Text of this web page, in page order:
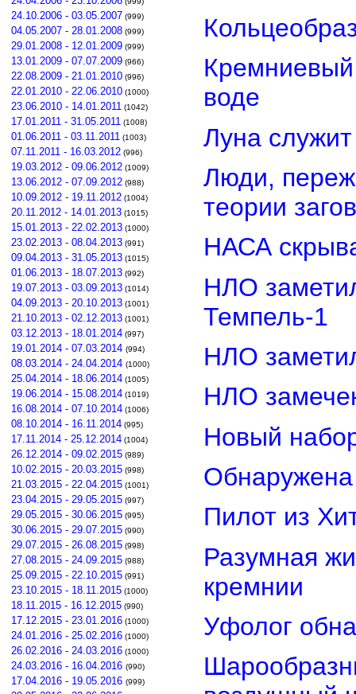
24.10.2006 - 03.05.2007 (999)
04.05.2007 - 28.01.2008 (999)
29.01.2008 - 12.01.2009 (999)
13.01.2009 - 07.07.2009 (966)
22.08.2009 - 21.01.2010 (996)
22.01.2010 - 22.06.2010 (1000)
23.06.2010 - 14.01.2011 (1042)
17.01.2011 - 31.05.2011 (1008)
01.06.2011 - 03.11.2011 (1003)
07.11.2011 - 16.03.2012 (996)
19.03.2012 - 09.06.2012 (1009)
13.06.2012 - 07.09.2012 (988)
10.09.2012 - 19.11.2012 (1004)
20.11.2012 - 14.01.2013 (1015)
15.01.2013 - 22.02.2013 (1000)
23.02.2013 - 08.04.2013 (991)
09.04.2013 - 31.05.2013 (1015)
01.06.2013 - 18.07.2013 (992)
19.07.2013 - 03.09.2013 (1014)
04.09.2013 - 20.10.2013 (1001)
21.10.2013 - 02.12.2013 (1001)
03.12.2013 - 18.01.2014 (997)
19.01.2014 - 07.03.2014 (994)
08.03.2014 - 24.04.2014 (1000)
25.04.2014 - 18.06.2014 (1005)
19.06.2014 - 15.08.2014 (1019)
16.08.2014 - 07.10.2014 (1006)
08.10.2014 - 16.11.2014 (995)
17.11.2014 - 25.12.2014 (1004)
26.12.2014 - 09.02.2015 (989)
10.02.2015 - 20.03.2015 (998)
21.03.2015 - 22.04.2015 (1001)
23.04.2015 - 29.05.2015 (997)
29.05.2015 - 30.06.2015 (995)
30.06.2015 - 29.07.2015 (990)
29.07.2015 - 26.08.2015 (998)
27.08.2015 - 24.09.2015 (988)
25.09.2015 - 22.10.2015 (991)
23.10.2015 - 18.11.2015 (1000)
18.11.2015 - 16.12.2015 (990)
17.12.2015 - 23.01.2016 (1000)
24.01.2016 - 25.02.2016 (1000)
26.02.2016 - 24.03.2016 (1000)
24.03.2016 - 16.04.2016 (990)
17.04.2016 - 19.05.2016 (999)
воде
Луна
Люди,
теории
НАСА
НЛО
Темпель-1
НЛО
НЛО
Новый
Обнаружена
Пилот из
Разумная
кремнии
Уфолог